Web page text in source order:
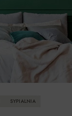
SYPIALNIA